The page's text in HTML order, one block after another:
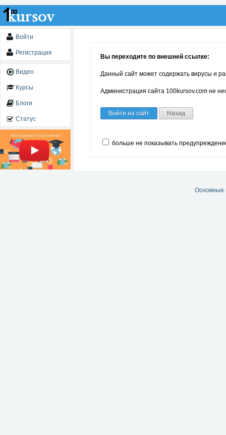
Войти
Регистрация
Видео
Курсы
Блоги
Статус
Вы переходите по внешней ссылке:
Данный сайт может содержать вирусы и
Администрация сайта 100kursov.com не
Войти на сайт Назад
больше не показывать
Основные